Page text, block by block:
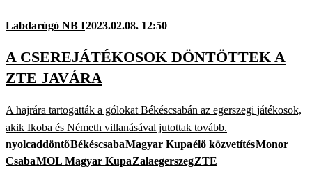
Labdarúgó NB I2023.02.08. 12:50
A CSEREJÁTÉKOSOK DÖNTÖTTEK A
ZTE JAVÁRA
A hajrára tartogatták a gólokat Békéscsabán az egerszegi játékosok,
akik Ikoba és Németh villanásával jutottak tovább.
nyolcaddöntőBékéscsabaMagyar Kupaélő közvetítésMonor
CsabaMOL Magyar KupaZalaegerszegZTE